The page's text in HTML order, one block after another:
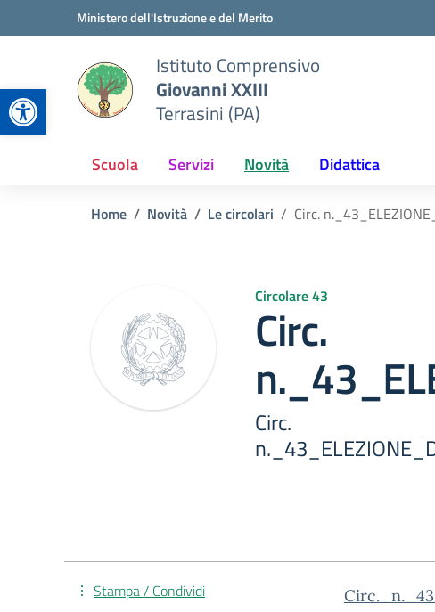
Apri la barra degli strumenti
Vai ai contenuti
Vai al menu di navigazioneMinistero dell'Istruzione e del Merito
Istituto Comprensivo
Giovanni XXIII
Terrasini (PA)
Scuola Servizi Novità Didattica
Home Novità Le circolari Circ.
Circolare 43
Circ.
Circ.
Stampa / Condividi